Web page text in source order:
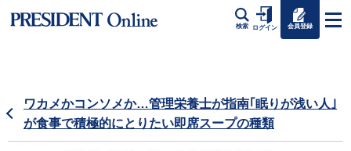
検索 ログイン 会員登録
ワカメかコンソメか…管理栄養士が指南｢眠りが浅い人｣
が食事で積極的にとりたい即席スープの種類